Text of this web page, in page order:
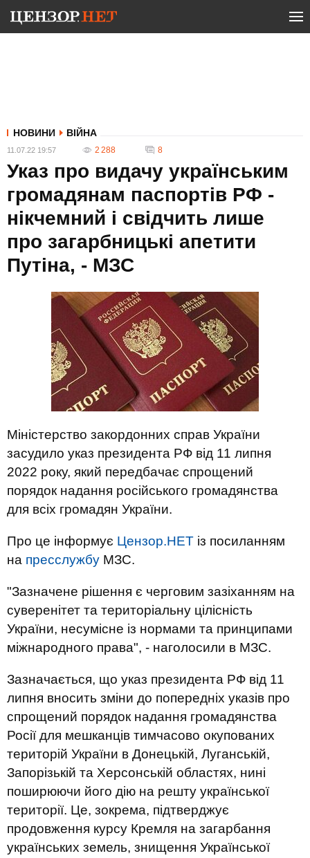
НОВИНИ ВІЙНА
11.07.22 19:57 2 288 8
Указ про видачу українським
громадянам паспортів РФ -
нікчемний і свідчить лише
про загарбницькі апетити
Путіна, - МЗС
Міністерство закордонних справ України
засудило указ президента РФ від 11 липня
2022 року, який передбачає спрощений
порядок надання російського громадянства
для всіх громадян України.
Про це інформує Цензор.НЕТ із посиланням
на пресслужбу МЗС.
"Зазначене рішення є черговим зазіханням на
суверенітет та територіальну цілісність
України, несумісне із нормами та принципами
міжнародного права", - наголосили в МЗС.
Зазначається, що указ президента РФ від 11
липня вносить зміни до попередніх указів про
спрощений порядок надання громадянства
Росії для мешканців тимчасово окупованих
територій України в Донецькій, Луганській,
Запорізькій та Херсонській областях, нині
поширюючи його дію на решту української
території. Це, зокрема, підтверджує
продовження курсу Кремля на загарбання
українських земель, знищення Української